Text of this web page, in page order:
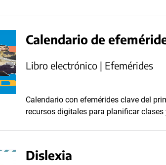
Calendario de
Libro electrónico | Efemérides
Calendario con efemérides clave del
recursos digitales para planificar
Dislexia